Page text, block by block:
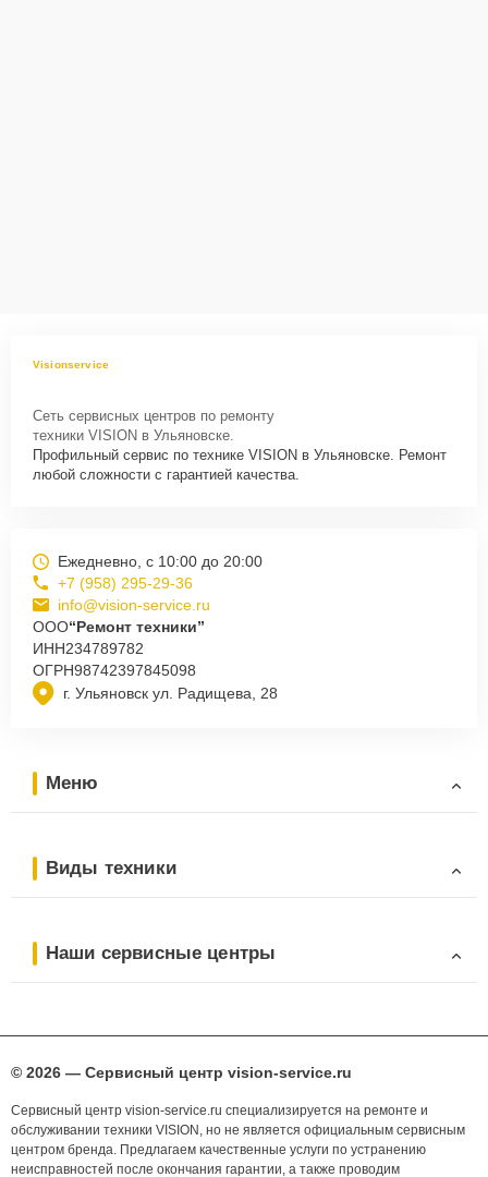
Visionservice
Сеть сервисных центров по ремонту
техники VISION в Ульяновске.
Профильный сервис по технике VISION в Ульяновске. Ремонт
любой сложности с гарантией качества.
г. Ульяновск ул. Радищева, 28
Ежедневно, с 10:00 до 20:00
+7 (958) 295-29-36
info@vision-service.ru
ООО“Ремонт техники”
ИНН234789782
ОГРН98742397845098
Меню
Виды техники
Наши сервисные центры
© 2026 — Сервисный центр vision-service.ru
Сервисный центр vision-service.ru специализируется на ремонте и
обслуживании техники VISION, но не является официальным сервисным
центром бренда. Предлагаем качественные услуги по устранению
неисправностей после окончания гарантии, а также проводим